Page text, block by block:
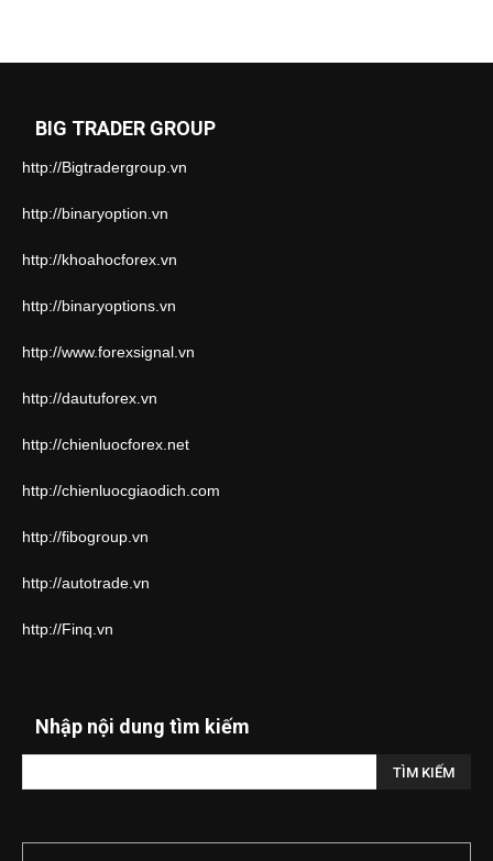
BIG TRADER GROUP
http://Bigtradergroup.vn
http://binaryoption.vn
http://khoahocforex.vn
http://binaryoptions.vn
http://www.forexsignal.vn
http://dautuforex.vn
http://chienluocforex.net
http://chienluocgiaodich.com
http://fibogroup.vn
http://autotrade.vn
http://Finq.vn
Nhập nội dung tìm kiếm